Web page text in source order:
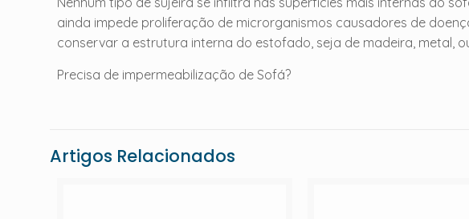
ainda impede proliferação de microrganismos causadores de
conservar a estrutura interna do estofado, seja de madeira, metal,
Precisa de impermeabilização de Sofá?
Artigos Relacionados